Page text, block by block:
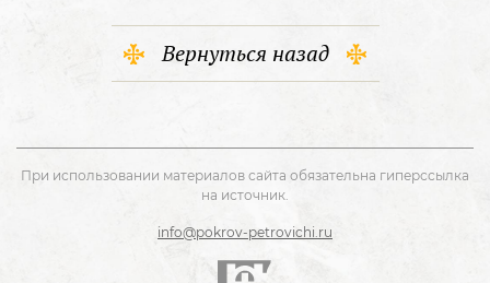
Вернуться назад
При использовании материалов сайта обязательна гиперссылка
на источник.
info@pokrov-petrovichi.ru